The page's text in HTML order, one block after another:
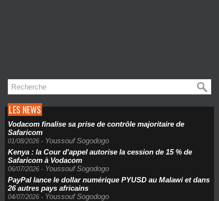
LES NEWS
Vodacom finalise sa prise de contrôle majoritaire de
Safaricom
01/08/2026 - Youssouf Sogodogo
Kenya : la Cour d'appel autorise la cession de 15 % de
Safaricom à Vodacom
06/07/2026 - Youssouf Sogodogo
PayPal lance le dollar numérique PYUSD au Malawi et dans
26 autres pays africains
04/07/2026 - Youssouf Sogodogo